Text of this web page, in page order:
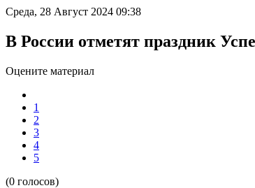
Среда, 28 Август 2024 09:38
В России отметят праздник
Оцените материал
1
2
3
4
5
(0 голосов)